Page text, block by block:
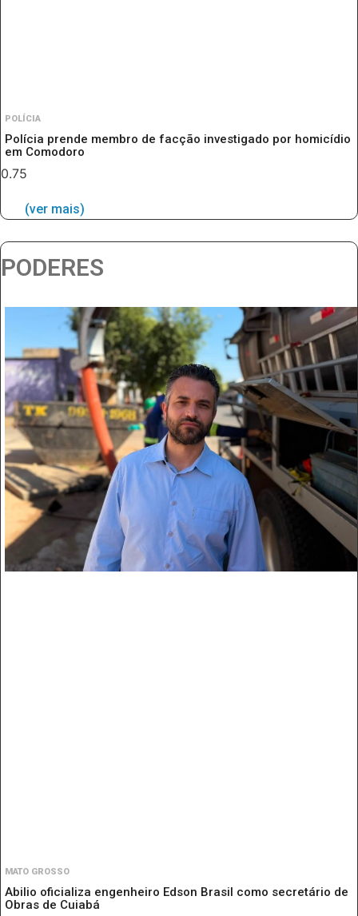
POLÍCIA
Polícia prende membro de facção investigado por homicídio
em Comodoro
(ver mais)
PODERES
MATO GROSSO
Abilio oficializa engenheiro Edson Brasil como secretário de
Obras de Cuiabá